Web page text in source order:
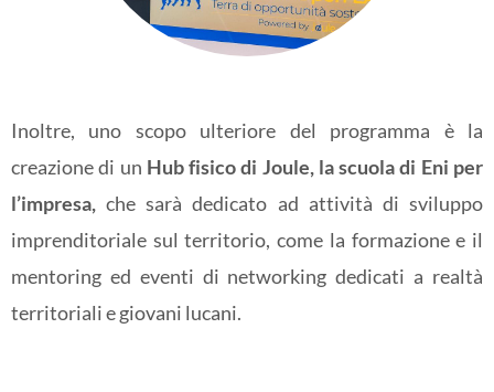
Inoltre, uno scopo ulteriore del programma è la
creazione di un Hub fisico di Joule, la scuola di Eni per
l’impresa,che sarà dedicato ad attività di sviluppo
imprenditoriale sul territorio, come la formazione e il
mentoring ed eventi di networking dedicati a realtà
territoriali e giovani lucani.